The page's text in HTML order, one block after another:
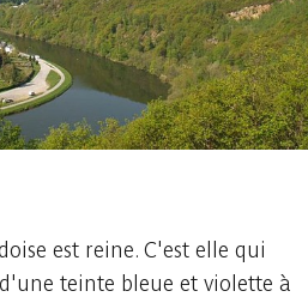
est reine. C'est elle qui
teinte bleue et violette à